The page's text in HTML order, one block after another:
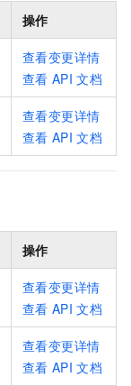
操作
查看变更详情
查看 API 文档
查看变更详情
查看 API 文档
操作
查看变更详情
查看 API 文档
查看变更详情
查看 API 文档